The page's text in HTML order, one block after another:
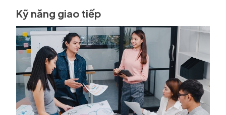
Kỹ năng giao tiếp